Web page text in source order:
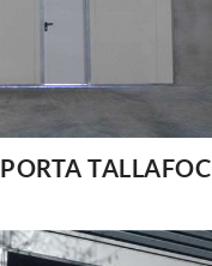
PORTA TALLAFOC